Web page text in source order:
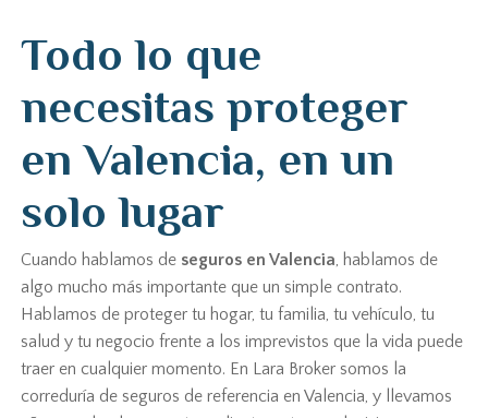
Todo lo que
necesitas proteger
en Valencia, en un
solo lugar
Cuando hablamos de seguros en Valencia, hablamos de
algo mucho más importante que un simple contrato.
Hablamos de proteger tu hogar, tu familia, tu vehículo, tu
salud y tu negocio frente a los imprevistos que la vida puede
traer en cualquier momento. En Lara Broker somos la
correduría de seguros de referencia en Valencia, y llevamos